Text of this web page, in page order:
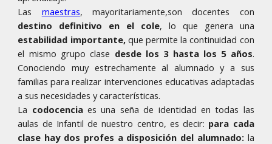
Las maestras, mayoritariamente,son docentes con
destino definitivo en el cole, lo que genera una
estabilidad importante,que permite la continuidad con
el mismo grupo clase desde los 3 hasta los 5 años.
Conociendo muy estrechamente al alumnado y a sus
familias para realizar intervenciones educativas adaptadas
a sus necesidades y características.
La codocenciaes una seña de identidad en todas las
aulas de Infantil de nuestro centro, es decir: para cada
clase hay dos profes a disposición del alumnado:la